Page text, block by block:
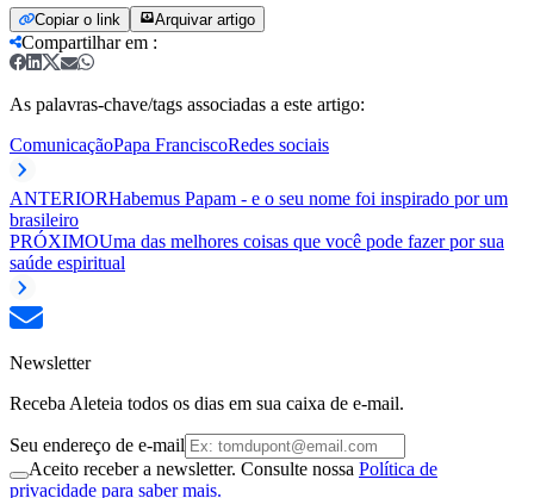
Copiar o link Arquivar artigo
Compartilhar em :
As palavras-chave/tags associadas a este artigo:
ComunicaçãoPapa FranciscoRedes sociais
ANTERIORHabemus Papam - e o seu nome foi inspirado por um
brasileiro
PRÓXIMOUma das melhores coisas que você pode fazer por sua
saúde espiritual
Newsletter
Receba Aleteia todos os dias em sua caixa de e-mail.
Seu endereço de e-mail
Aceito receber a newsletter. Consulte nossa Política de
privacidade para saber mais.